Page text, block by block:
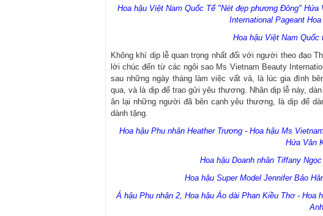
Hoa hậu Việt Nam Quốc Tế "Nét đẹp phương Đông"
International Pageant
Hoa hậu Việt Nam Quốc
Không khí dịp lễ quan trọng nhất đối với người theo đạo
lời chúc đến từ các ngôi sao Ms Vietnam Beauty
sau những ngày tháng làm việc vất vả, là lúc gia đình
qua, và là dịp để trao gửi yêu thương. Nhân dịp lễ này,
ân lại những người đã bên cạnh yêu thương, là dịp để
dành tặng.
Hoa hậu Phu nhân Heather Trương - Hoa hậu Ms
Hứa Vân
Hoa hậu Doanh nhân Tiffany
Hoa hậu Super Model Jennifer Bảo
Á hậu Phu nhân 2, Hoa hậu Áo dài Phan Kiều Thơ - Hoa
Anh